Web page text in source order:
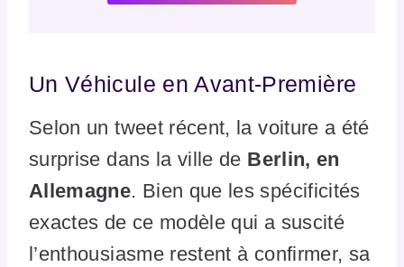
Un Véhicule en Avant-Première
Selon un tweet récent, la voiture a été
surprise dans la ville de Berlin, en
Allemagne. Bien que les spécificités
exactes de ce modèle qui a suscité
l’enthousiasme restent à confirmer, sa